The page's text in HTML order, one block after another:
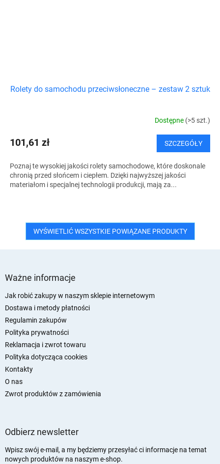
Rolety do samochodu przeciwsłoneczne – zestaw 2 sztuk
Dostępne (>5 szt.)
101,61 zł SZCZEGÓŁY
Poznaj te wysokiej jakości rolety samochodowe, które doskonale
chronią przed słońcem i ciepłem. Dzięki najwyższej jakości
materiałom i specjalnej technologii produkcji, mają za...
WYŚWIETLIĆ WSZYSTKIE POWIĄZANE PRODUKTY
Ważne informacje
Jak robić zakupy w naszym sklepie internetowym
Dostawa i metody płatności
Regulamin zakupów
Polityka prywatności
Reklamacja i zwrot towaru
Polityka dotycząca cookies
Kontakty
O nas
Zwrot produktów z zamówienia
Odbierz newsletter
Wpisz swój e-mail, a my będziemy przesyłać ci informacje na temat
nowych produktów na naszym e-shop.